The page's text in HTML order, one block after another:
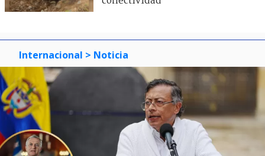
Internacional > Noticia